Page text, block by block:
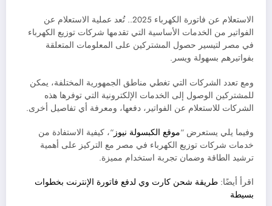
الاستعلام عن فاتورة الكهرباء 2025.. تُعد عملية الاستعلام عن
الفواتير من الخدمات الأساسية التي تقدمها شركات توزيع الكهرباء
في مصر لتيسير حصول المشتركين على المعلومات المتعلقة
بفواتيرهم بسهولة ويسر.
ومع تعدد الشركات التي تغطي مناطق الجمهورية المختلفة، يمكن
للمشتركين الوصول إلى الخدمات الإلكترونية التي توفرها هذه
الشركات للاستعلام عن الفواتير، دفعها، ومعرفة أي تفاصيل أخرى.
وفيما يلي يستعرض “موقع الكبسولة نيوز “، كيفية الاستفادة من
خدمات شركات توزيع الكهرباء في مصر مع التركيز على أهمية
ترشيد الطاقة وضمان تجربة استخدام مميزة.
اقرأ أيضًا: طريقة شحن كارت وي لدفع فاتورة الإنترنت بخطوات
بسيطة